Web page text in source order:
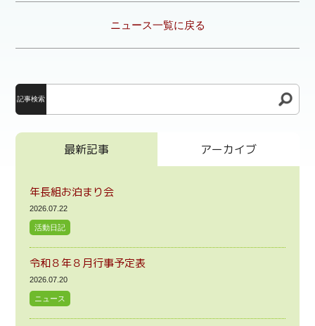
ニュース一覧に戻る
記事検索
最新記事 アーカイブ
年長組お泊まり会
2026.07.22
活動日記
令和８年８月行事予定表
2026.07.20
ニュース